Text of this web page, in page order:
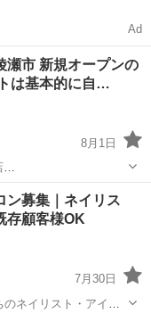
Ad
瀬市 新規オープンの
は基本的に自…
8月1日
ッサ
ン募集｜ネイリス
存顧客様OK
7月30日
ネイリスト・アイリ